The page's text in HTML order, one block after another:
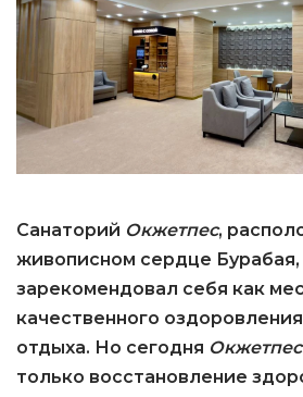
Санаторий Окжетпес,
живописном сердце Бурабая,
зарекомендовал себя как
качественного
отдыха. Но сегодня Окжетпес
только восстановление